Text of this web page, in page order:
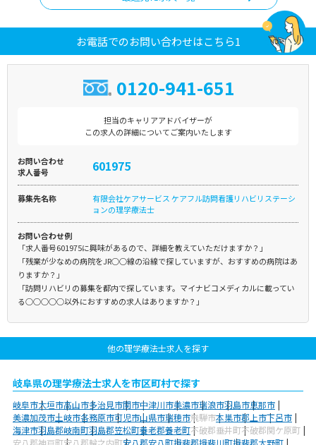
お電話でのお問い合わせはこちら1
0120-941-651
担当のキャリアアドバイザーが
この求人の詳細についてご案内いたします
お問い合わせ
求人番号
601975
募集先名称
有限会社ケアサービス ケアフル訪問看護リハビリステーシ
ョンの理学療法士
お問い合わせ例
「求人番号601975に興味があるので、詳細を教えていただけますか？」
「残業が少なめの病院をJR○○線の沿線で探していますが、おすすめの病院はあ
りますか？」
「訪問リハビリの募集を都内で探しています。マイナビコメディカルに載ってい
る○○○○○以外におすすめの求人はありますか？」
他の理学療法士求人を探す
岐阜県の理学療法士求人を市区町村で探す
岐阜市大垣市高山市多治見市関市中津川市美濃市瑞浪市羽島市恵那市
美濃加茂市土岐市各務原市可児市山県市瑞穂市飛騨市本巣市郡上市下呂市
海津市羽島郡岐南町羽島郡笠松町養老郡養老町不破郡垂井町不破郡関ケ原町